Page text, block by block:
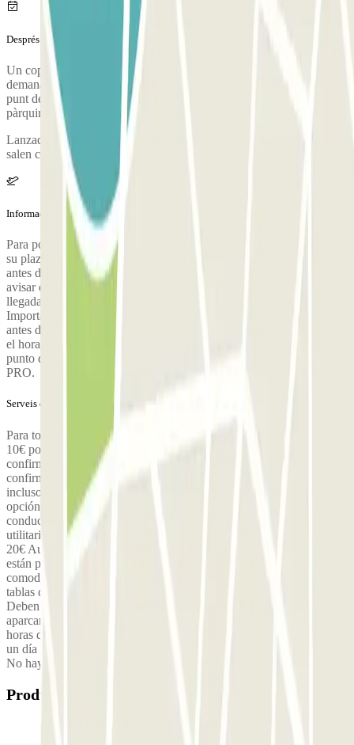
Després del teu viatge
Un cop hagis recollit les teves maletes, truca al pàrquing per
demanar que et recullin. Durant aquesta trucada, algú et dirà on és el
punt de trobada a la terminal de l'aeroport. El número de telèfon del
pàrquing es donarà després de fer la reserva.
Lanzadera desde el aeropuerto hacia ELIT Parking: Las lanzaderas
salen cada 30 minutos, a los :15 y :45 de cada hora.
Informació addicional
Para poder ofrecerle el mejor servicio posible, es obligatorio reservar
su plaza en la lanzadera (ida y vuelta); se envía un enlace 24 horas
antes de la salida. No es necesario enviar un SMS ni llamar para
avisar de su llegada. Espere en el aparcamiento indicado hasta la
llegada de la lanzadera. Pasa a las :00 y a las :30 de cada hora.
Importante: Para evitar cualquier contratiempo, llegue 10 minutos
antes de la salida de la lanzadera. Los pasajeros son recogidos según
el horario de la lanzadera reservada. La puntualidad es esencial. El
punto de recogida es el mismo que el punto de bajada, en el Parking
PRO.
Serveis extra (no inclosos al preu)
Para todas las familias de 5 personas o más, se aplicará un coste de
10€ por trayecto y por persona. Para reservar 5 plazas, por favor
confirme por correo electrónico a contact@elit-parking.fr . Sin
confirmación por correo, la quinta persona no podrá ser aceptada,
incluso si la reserva indica 5 personas o más. También tiene la
opción de dejar a su familia en el aeropuerto y regresar solo con el
conductor para no pagar el suplemento. Suplemento por vehículos
utilitarios o minibuses (Tipo Trafic, Jumpy, Classe V, Caravelle…):
20€ Autocaravanas o vehículos utilitarios grandes (Tipo Master…)
están prohibidos. Finalmente, por razones de seguridad y
comodidad, no se permiten equipajes fuera de medida (bicicletas,
tablas de surf, esquís, kitesurf, animales, etc.) en nuestras lanzaderas.
Deben ser dejados en el aeropuerto antes de pasar por el
aparcamiento. Suplemento por retrasos (para los retornos): De 2 a 5
horas de retraso: 5€ De 5 a 10 horas de retraso: 10€ De 10 horas a
un día de retraso: 20€ Luego 5€ por cada día adicional de retraso.
No hay cargos por entradas o salidas tardías.
Productes disponibles